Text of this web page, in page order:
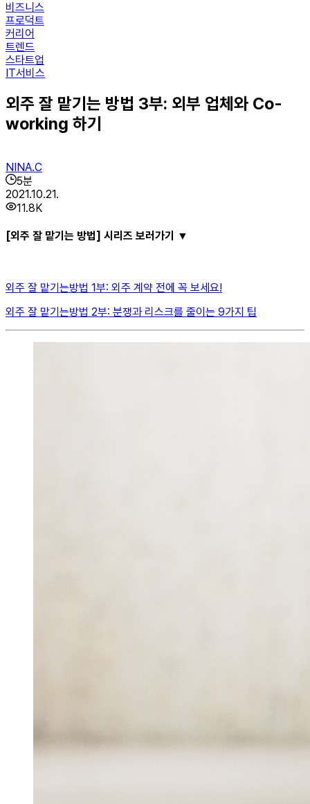
비즈니스
프로덕트
커리어
트렌드
스타트업
IT서비스
외주 잘 맡기는 방법 3부: 외부 업체와 Co-
working 하기
NINA.C
5분
2021.10.21.
11.8K
[외주 잘 맡기는 방법] 시리즈 보러가기 ▼
외주 잘 맡기는방법 1부: 외주 계약 전에 꼭 보세요!
외주 잘 맡기는방법 2부: 분쟁과 리스크를 줄이는 9가지 팁